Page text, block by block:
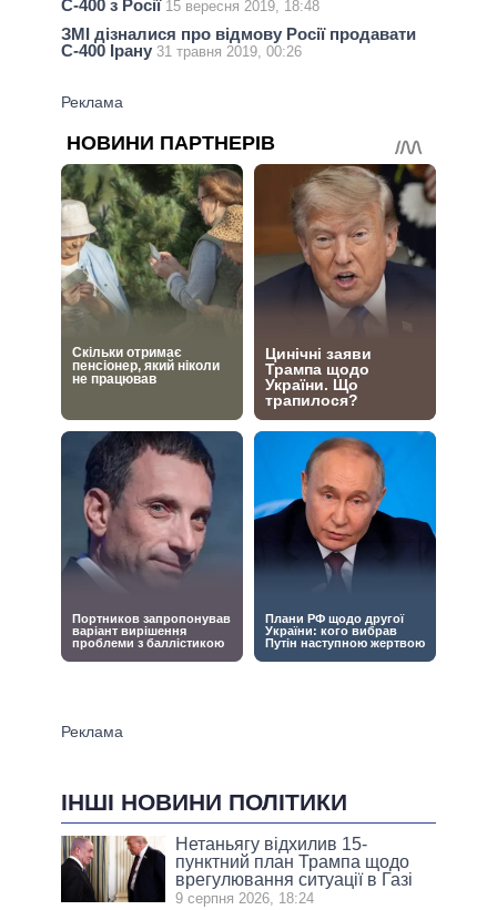
С-400 з Росії 15 вересня 2019, 18:48
ЗМІ дізналися про відмову Росії продавати
С-400 Ірану 31 травня 2019, 00:26
ІНШІ НОВИНИ ПОЛІТИКИ
Нетаньягу відхилив 15-
пунктний план Трампа щодо
врегулювання ситуації в Газі
9 серпня 2026, 18:24